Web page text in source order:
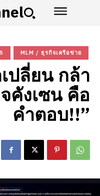
MLM / ธุรกิจเครือข่าย
ปลี่ยน กล้า
คังเซน คือ
คำตอบ!!”